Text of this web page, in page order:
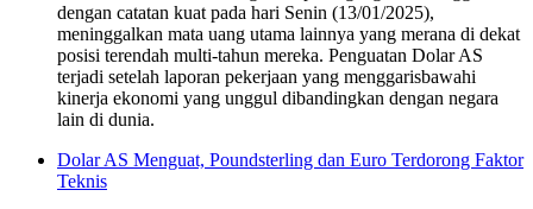
dengan catatan kuat pada hari Senin (13/01/2025),
meninggalkan mata uang utama lainnya yang merana di dekat
posisi terendah multi-tahun mereka. Penguatan Dolar AS
terjadi setelah laporan pekerjaan yang menggarisbawahi
kinerja ekonomi yang unggul dibandingkan dengan negara
lain di dunia.
Dolar AS Menguat, Poundsterling dan Euro Terdorong Faktor
Teknis